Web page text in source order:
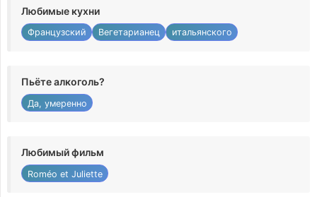
Любимые кухни
Французский Вегетарианец итальянского
Пьёте алкоголь?
Да, умеренно
Любимый фильм
Roméo et Juliette